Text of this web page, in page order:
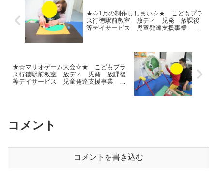
★☆1月の制作ししまい☆★ こどもプラ
ス行徳駅前教室 放ディ 児発 放課後
等デイサービス 児童発達支援事業 無
★☆マリオゲーム大会☆★ こどもプラ
ス行徳駅前教室 放ディ 児発 放課後
等デイサービス 児童発達支援事業 無
コメント
コメントを書き込む